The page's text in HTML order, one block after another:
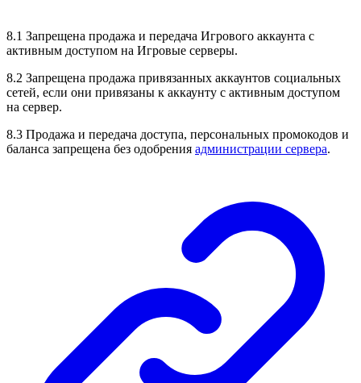
8.1 Запрещена продажа и передача Игрового аккаунта с
активным доступом на Игровые серверы.
8.2 Запрещена продажа привязанных аккаунтов социальных
сетей, если они привязаны к аккаунту с активным доступом
на сервер.
8.3 Продажа и передача доступа, персональных промокодов и
баланса запрещена без одобрения администрации сервера.